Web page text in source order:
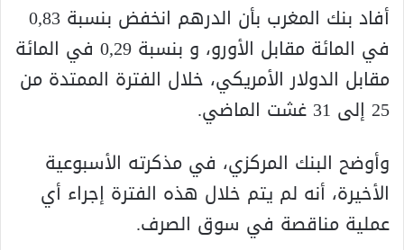
أفاد بنك المغرب بأن الدرهم انخفض بنسبة 0,83
في المائة مقابل الأورو، و بنسبة 0,29 في المائة
مقابل الدولار الأمريكي، خلال الفترة الممتدة من
25 إلى 31 غشت الماضي.
وأوضح البنك المركزي، في مذكرته الأسبوعية
الأخيرة، أنه لم يتم خلال هذه الفترة إجراء أي
عملية مناقصة في سوق الصرف.